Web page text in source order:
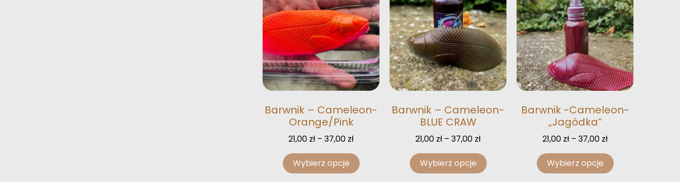
Barwnik – Cameleon-
Orange/Pink
21,00 zł – 37,00 zł
Wybierz opcje
Barwnik – Cameleon-
BLUE CRAW
21,00 zł – 37,00 zł
Wybierz opcje
Barwnik -Cameleon-
„Jagódka”
21,00 zł – 37,00 zł
Wybierz opcje